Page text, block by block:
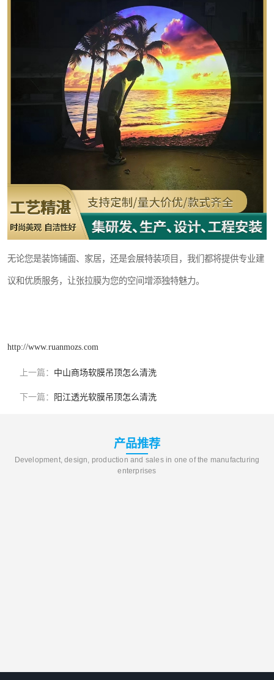
无论您是装饰铺面、家居，还是会展特装项目，我们都将提供专业建
议和优质服务，让张拉膜为您的空间增添独特魅力。
http://www.ruanmozs.com
上一篇： 中山商场软膜吊顶怎么清洗
下一篇： 阳江透光软膜吊顶怎么清洗
产品推荐
Development, design, production and sales in one of the manufacturing
enterprises